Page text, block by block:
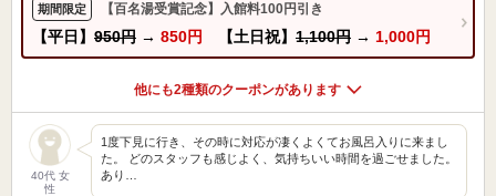
期間限定 【百名湯受賞記念】入館料100円引き
【平日】 950円 → 850円 【土日祝】 1,100円 → 1,000円
他にも2種類のクーポンがあります
40代 女
性
1度下見に行き、その時に対応が凄くよくてお風呂入りに来まし
た。 どのスタッフも感じよく、気持ちいい時間を過ごせました。
あり…